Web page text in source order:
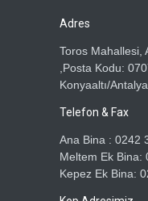
Adres
Toros Mahallesi,
,Posta Kodu:
Konyaaltı/Antalya
Telefon & Fax
Ana Bina : 0242
Meltem Ek Bina:
Kepez Ek Bina: